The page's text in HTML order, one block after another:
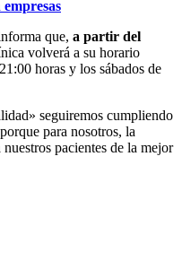
que, a partir del
volverá a su horario
horas y los sábados de
seguiremos cumpliendo
para nosotros, la
pacientes de la mejor